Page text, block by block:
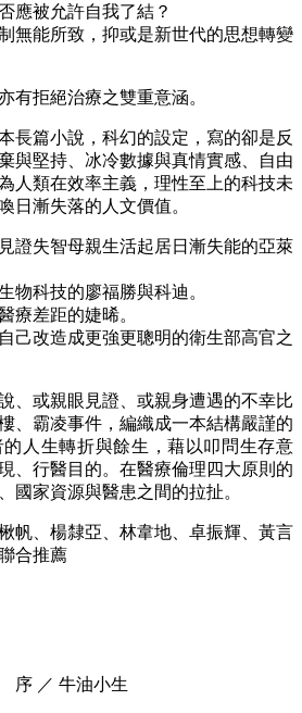
應被允許自我了結？
無能所致，抑或是新世代的思想轉變
有拒絕治療之雙重意涵。
長篇小說，科幻的設定，寫的卻是反
與堅持、冰冷數據與真情實感、自由
人類在效率主義，理性至上的科技未
日漸失落的人文價值。
證失智母親生活起居日漸失能的亞萊
物科技的廖福勝與科迪。
療差距的婕晞。
己改造成更強更聰明的衛生部高官之
、或親眼見證、或親身遭遇的不幸比
、霸凌事件，編織成一本結構嚴謹的
人生轉折與餘生，藉以叩問生存意
、行醫目的。在醫療倫理四大原則的
國家資源與醫患之間的拉扯。
帆、楊隸亞、林韋地、卓振輝、黃言
合推薦
序 ／ 牛油小生